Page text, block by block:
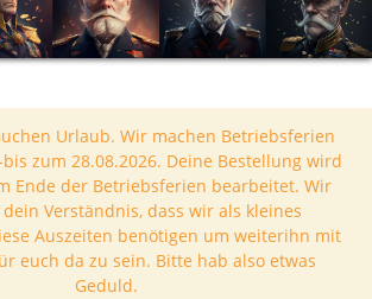
Urlaub. Wir machen Betriebsferien
zum 28.08.2026. Deine Bestellung wird
Ende der Betriebsferien bearbeitet. Wir
Verständnis, dass wir als kleines
Auszeiten benötigen um weiterihn mit
euch da zu sein. Bitte hab also etwas
Geduld.